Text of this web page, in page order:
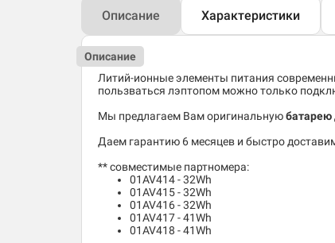
Описание Характеристики
Описание
Литий-ионные элементы питания
пользваться лэптопом можно только
Мы предлагаем Вам оригинальнуюбатарею
Даем гарантию 6 месяцев и быстро
** совместимые партномера:
01AV414 - 32Wh
01AV415 - 32Wh
01AV416 - 32Wh
01AV417 - 41Wh
01AV418 - 41Wh